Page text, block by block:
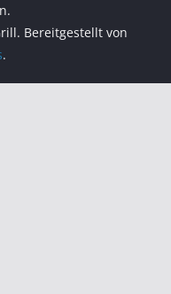
Bereitgestellt von
.